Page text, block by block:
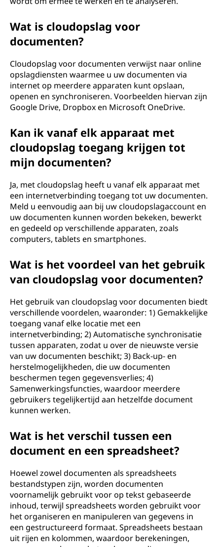
Wat is cloudopslag voor
documenten?
Cloudopslag voor documenten verwijst naar online
opslagdiensten waarmee u uw documenten via
internet op meerdere apparaten kunt opslaan,
openen en synchroniseren. Voorbeelden hiervan zijn
Google Drive, Dropbox en Microsoft OneDrive.
Kan ik vanaf elk apparaat met
cloudopslag toegang krijgen tot
mijn documenten?
Ja, met cloudopslag heeft u vanaf elk apparaat met
een internetverbinding toegang tot uw documenten.
Meld u eenvoudig aan bij uw cloudopslagaccount en
uw documenten kunnen worden bekeken, bewerkt
en gedeeld op verschillende apparaten, zoals
computers, tablets en smartphones.
Wat is het voordeel van het gebruik
van cloudopslag voor documenten?
Het gebruik van cloudopslag voor documenten biedt
verschillende voordelen, waaronder: 1) Gemakkelijke
toegang vanaf elke locatie met een
internetverbinding; 2) Automatische synchronisatie
tussen apparaten, zodat u over de nieuwste versie
van uw documenten beschikt; 3) Back-up- en
herstelmogelijkheden, die uw documenten
beschermen tegen gegevensverlies; 4)
Samenwerkingsfuncties, waardoor meerdere
gebruikers tegelijkertijd aan hetzelfde document
kunnen werken.
Wat is het verschil tussen een
document en een spreadsheet?
Hoewel zowel documenten als spreadsheets
bestandstypen zijn, worden documenten
voornamelijk gebruikt voor op tekst gebaseerde
inhoud, terwijl spreadsheets worden gebruikt voor
het organiseren en manipuleren van gegevens in
een gestructureerd formaat. Spreadsheets bestaan
uit rijen en kolommen, waardoor berekeningen,